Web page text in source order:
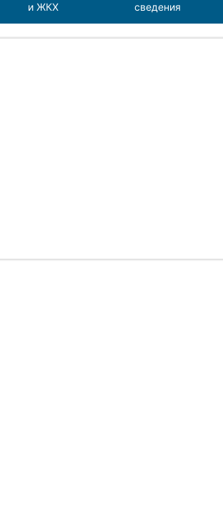
и ЖКХ
сведения